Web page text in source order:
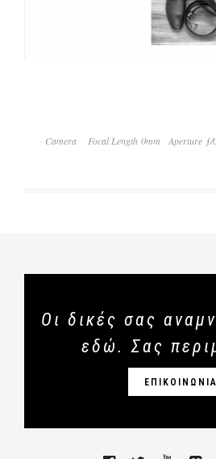
Camera Focal Length 0mm Aperture ƒ/
Οι δικές σας
εδώ. Σας
ΕΠΙΚΟΙΝΩΝΙΑ